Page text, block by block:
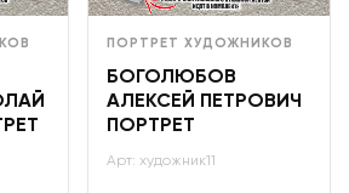
ПОРТРЕТ ХУДОЖНИКОВ
БОГОЛЮБОВ
АЛЕКСЕЙ ПЕТРОВИЧ
ПОРТРЕТ
Арт: художник11